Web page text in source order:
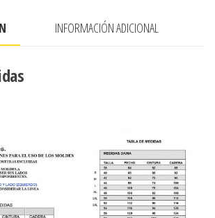
INFORMACIÓN ADICIONAL